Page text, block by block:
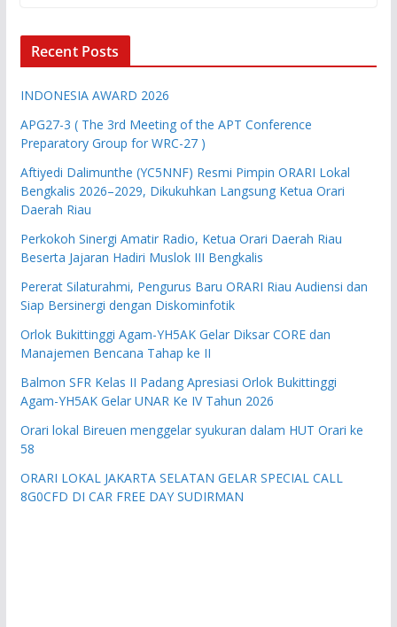
Recent Posts
INDONESIA AWARD 2026
APG27-3 ( The 3rd Meeting of the APT Conference
Preparatory Group for WRC-27 )
Aftiyedi Dalimunthe (YC5NNF) Resmi Pimpin ORARI Lokal
Bengkalis 2026–2029, Dikukuhkan Langsung Ketua Orari
Daerah Riau
Perkokoh Sinergi Amatir Radio, Ketua Orari Daerah Riau
Beserta Jajaran Hadiri Muslok III Bengkalis
Pererat Silaturahmi, Pengurus Baru ORARI Riau Audiensi dan
Siap Bersinergi dengan Diskominfotik
Orlok Bukittinggi Agam-YH5AK Gelar Diksar CORE dan
Manajemen Bencana Tahap ke II
Balmon SFR Kelas II Padang Apresiasi Orlok Bukittinggi
Agam-YH5AK Gelar UNAR Ke IV Tahun 2026
Orari lokal Bireuen menggelar syukuran dalam HUT Orari ke
58
ORARI LOKAL JAKARTA SELATAN GELAR SPECIAL CALL
8G0CFD DI CAR FREE DAY SUDIRMAN